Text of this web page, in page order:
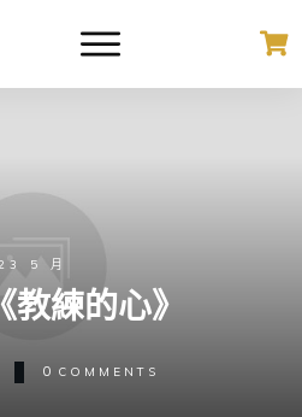
5 月
練的心》
0 COMMENTS